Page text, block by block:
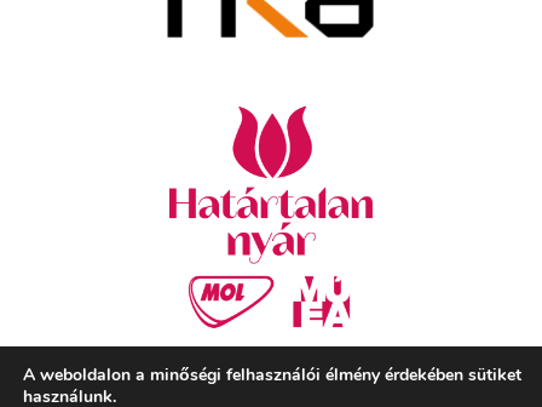
A weboldalon a minőségi felhasználói élmény érdekében sütiket
használunk.